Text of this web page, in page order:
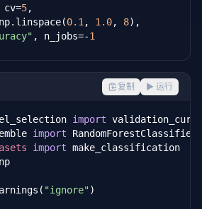
cv=
5,
0.1 , 1.0, 8),
, n_jobs=-1
1)
数据 ===")
{'训练得分':<12} {'验证得分
- val_mean[i]
复制 ▶ 运行
import
import
import
"ignore")